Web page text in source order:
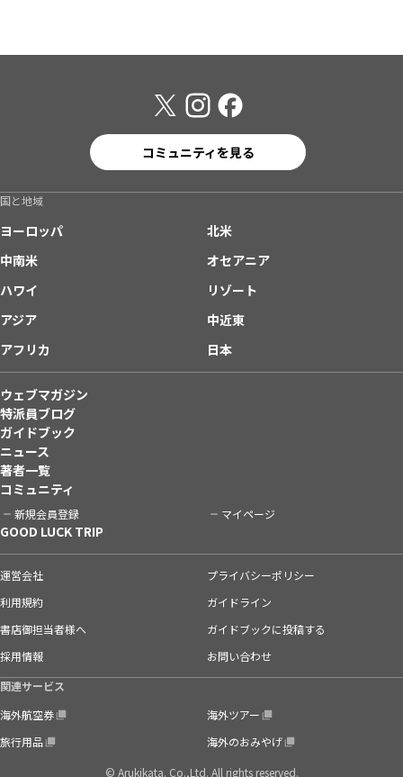
コミュニティを見る
国と地域
ヨーロッパ
北米
中南米
オセアニア
ハワイ
リゾート
アジア
中近東
アフリカ
日本
ウェブマガジン
特派員ブログ
ガイドブック
ニュース
著者一覧
コミュニティ
新規会員登録 マイページ
GOOD LUCK TRIP
運営会社
プライバシーポリシー
利用規約
ガイドライン
書店御担当者様へ
ガイドブックに投稿する
採用情報
お問い合わせ
関連サービス
海外航空券
海外ツアー
旅行用品
海外のおみやげ
© Arukikata. Co.,Ltd. All rights reserved.